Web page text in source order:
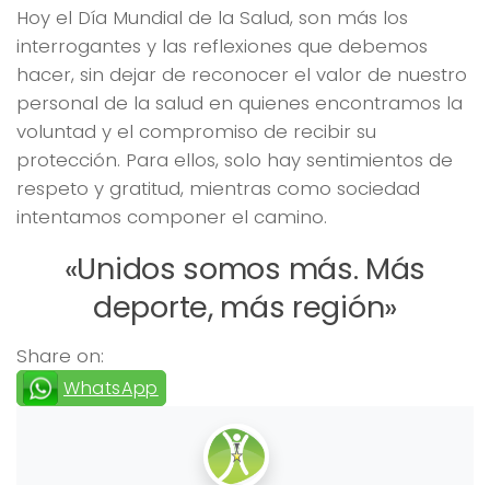
Hoy el Día Mundial de la Salud, son más los
interrogantes y las reflexiones que debemos
hacer, sin dejar de reconocer el valor de nuestro
personal de la salud en quienes encontramos la
voluntad y el compromiso de recibir su
protección. Para ellos, solo hay sentimientos de
respeto y gratitud, mientras como sociedad
intentamos componer el camino.
«Unidos somos más. Más
deporte, más región»
Share on:
WhatsApp